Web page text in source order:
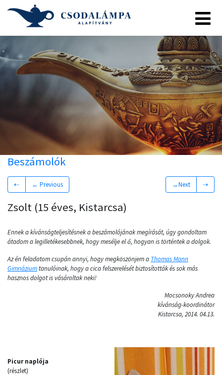
Beszámolók
⇠ ← Previous →Next ⇢
Zsolt (15 éves, Kistarcsa)
Ennek a kívánságteljesítésnek a beszámolójának megírását, úgy gondoltam
átadom a legilletékesebbnek, hogy mesélje el ő, hogyan is történtek a dolgok.
Az én feladatom csupán annyi, hogy megköszönjem a Thomas Mann
Gimnáziumtanulóinak, hogy a cica felszerelését biztosították és sok más
hasznos dolgot is vásároltak neki!
Mocsonoky Andrea
kívánság-koordinátor
Kistarcsa, 2014. 04.13.
Picur naplója
(részlet)